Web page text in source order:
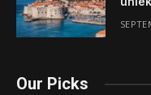
Our Picks